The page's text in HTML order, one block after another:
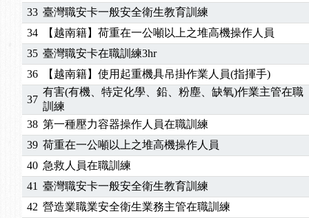
2025/08/20 【進修課程】SDS格式百百種？專業講師帶您判斷
2025/08/12【中心公告】因應颱風來襲，若遇停班停課消息 補
2025/07/06 【中心公告】颱風假114/07/07停班停課
2025/06/06 【進修課程】～～前導課程看這邊推出囉～～
2025/05/29 【進修課程】前導課程推出公告！
2025/04/28【進修課程】要怎麼進修自我？課程百百種選擇好
2025/01/21
訓測驗
2025/01/15【線上課程】碳中和核心職能系列課程資訊
2026/07/15【免費研習】115年製造業危害預防職場安衛法令
2026/07/08 【中心公告】因應颱風來襲，若遇停班停課消息 補
2026/05/06【產業人才投資】06/03-06/08堆高機課程，政府出
2026/04/24【製程安全評估人員】開課囉
2025/11/11【中心公告】颱風假11/12停班停課
33 臺灣職安卡一般安全衛生教育訓練
34
【越南籍】荷重在一公噸以上之堆高機操作人員
35 臺灣職安卡在職訓練3hr
36
【越南籍】使用起重機具吊掛作業人員(指揮手)
37
有害(有機、特定化學、鉛、粉塵、缺氧)作業主管在職
訓練
38 第一種壓力容器操作人員在職訓練
39 荷重在一公噸以上之堆高機操作人員
40 急救人員在職訓練
41 臺灣職安卡一般安全衛生教育訓練
42 營造業職業安全衛生業務主管在職訓練